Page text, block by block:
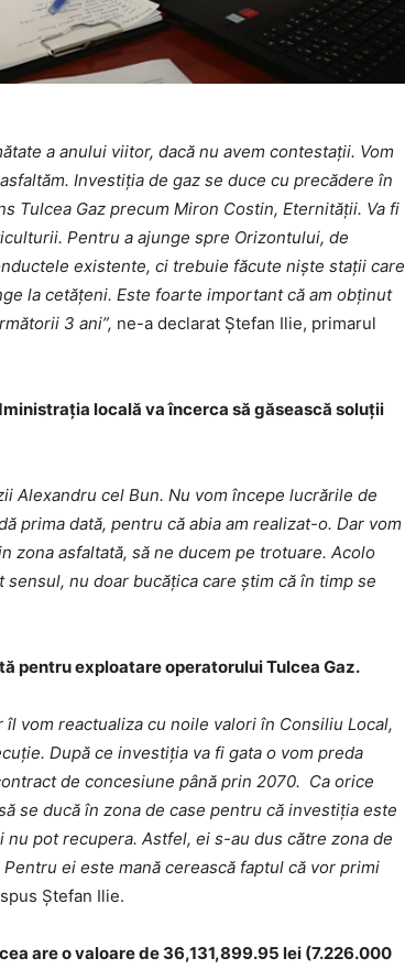
a anului viitor, dacă nu avem contestații. Vom
Investiția de gaz se duce cu precădere în
Tulcea Gaz precum Miron Costin, Eternității. Va fi
Pentru a ajunge spre Orizontului, de
existente, ci trebuie făcute niște stații care
la cetățeni. Este foarte important că am obținut
3 ani”, ne-a declarat Ștefan Ilie, primarul
locală va încerca să găsească soluții
Alexandru cel Bun. Nu vom începe lucrările de
prima dată, pentru că abia am realizat-o. Dar vom
zona asfaltată, să ne ducem pe trotuare. Acolo
nu doar bucățica care știm că în timp se
pentru exploatare operatorului Tulcea Gaz.
vom reactualiza cu noile valori în Consiliu Local,
După ce investiția va fi gata o vom preda
de concesiune până prin 2070. Ca orice
se ducă în zona de case pentru că investiția este
pot recupera. Astfel, ei s-au dus către zona de
ei este mană cerească faptul că vor primi
Ștefan Ilie.
are o valoare de 36,131,899.95 lei (7.226.000